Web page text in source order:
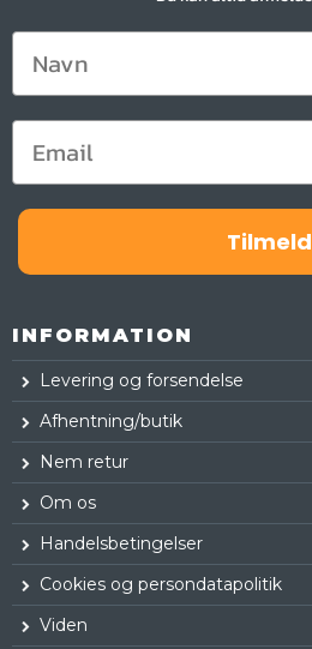
Tilmeld
INFORMATION
Levering og forsendelse
Afhentning/butik
Nem retur
Om os
Handelsbetingelser
Cookies og persondatapolitik
Viden